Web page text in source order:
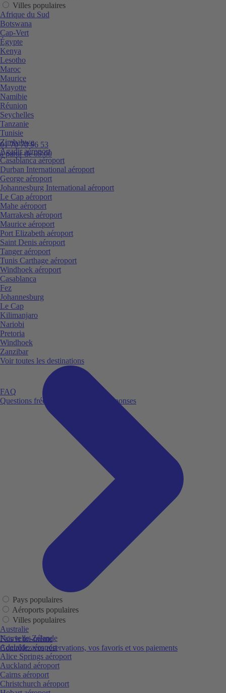
01 70 70 96 53
à partir de 09:00
FAQ
Questions fréquemment posées et réponses
Fais le toi-même
Contrôlez vos réservations, vos favoris et vos paiements
Villes populaires
Afrique du Sud
Botswana
Cap-Vert
Égypte
Kenya
Lesotho
Maroc
Maurice
Mayotte
Namibie
Réunion
Seychelles
Tanzanie
Tunisie
Zimbabwe
Agadir aéroport
Casablanca aéroport
Durban International aéroport
George aéroport
Johannesburg International aéroport
Le Cap aéroport
Mahe aéroport
Marrakesh aéroport
Maurice aéroport
Port Elizabeth aéroport
Saint Denis aéroport
Tanger aéroport
Tunis Carthage aéroport
Windhoek aéroport
Casablanca
Fez
Johannesburg
Le Cap
Kilimanjaro
Nariobi
Pretoria
Windhoek
Zanzibar
Voir toutes les destinations
Pays populaires
Aéroports populaires
Villes populaires
Australie
Nouvelle-Zélande
Adelaide aéroport
Alice Springs aéroport
Auckland aéroport
Cairns aéroport
Christchurch aéroport